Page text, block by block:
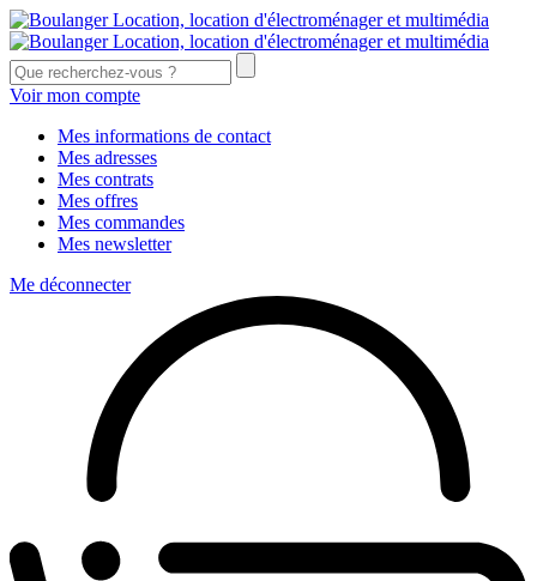
Voir mon compte
Mes informations de contact
Mes adresses
Mes contrats
Mes offres
Mes commandes
Mes newsletter
Me déconnecter